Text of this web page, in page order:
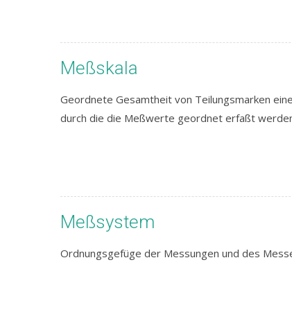
Meßskala
Geordnete Gesamtheit von Teilungsmarken
durch die die Meßwerte geordnet erfaßt
Meßsystem
Ordnungsgefüge der Messungen und des